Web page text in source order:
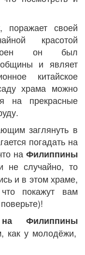
поражает своей
красотой
он был
общины и являет
китайское
храма можно
на прекрасные
заглянуть в
погадать на
на Филиппины
не случайно, то
и в этом храме,
покажут вам
на Филиппины
как у молодёжи,